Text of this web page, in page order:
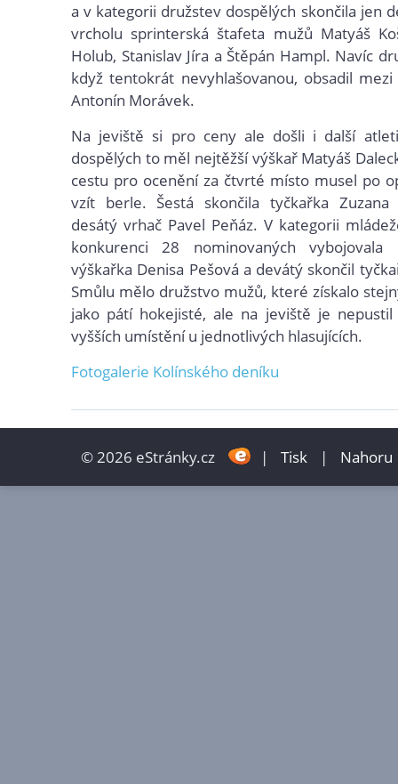
a v kategorii družstev dospělých skončila jen
vrcholu sprinterská štafeta mužů Matyáš
Holub, Stanislav Jíra a Štěpán Hampl. Navíc
když tentokrát nevyhlašovanou, obsadil
Antonín Morávek.
Na jeviště si pro ceny ale došli i další
dospělých to měl nejtěžší výškař Matyáš
cestu pro ocenění za čtvrté místo musel po
vzít berle. Šestá skončila tyčkařka Zuzana
desátý vrhač Pavel Peňáz. V kategorii
konkurenci 28 nominovaných
výškařka Denisa Pešová a devátý skončil
Smůlu mělo družstvo mužů, které získalo
jako pátí hokejisté, ale na jeviště je
vyšších umístění u jednotlivých hlasujících.
Fotogalerie Kolínského deníku
© 2026 eStránky.cz | Tisk | Nahoru